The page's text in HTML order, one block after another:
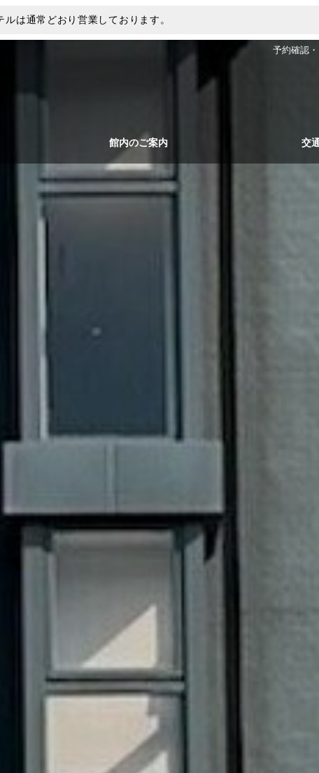
は通常どおり営業しております。
予約確認
館内のご案内 交